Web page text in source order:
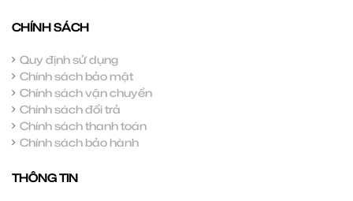
CHÍNH SÁCH
Quy định sử dụng
Chính sách bảo mật
Chính sách vận chuyển
Chính sách đổi trả
Chính sách thanh toán
Chính sách bảo hành
THÔNG TIN